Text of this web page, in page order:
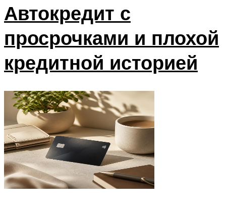
Автокредит с
просрочками и плохой
кредитной историей